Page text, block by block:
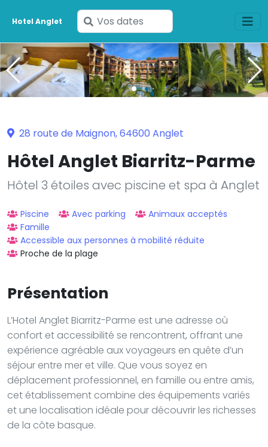
Hotel Anglet
Saisissez
vos
dates
28 route de Maignon, 64600 Anglet
Hôtel Anglet Biarritz-Parme
Hôtel 3 étoiles avec piscine et spa à Anglet
Piscine Avec parking
Animaux acceptés
Famille
Accessible aux personnes à mobilité réduite
Proche de la plage
Présentation
L’Hotel Anglet Biarritz-Parme est une adresse où
confort et accessibilité se rencontrent, offrant une
expérience agréable aux voyageurs en quête d’un
séjour entre mer et ville. Que vous soyez en
déplacement professionnel, en famille ou entre amis,
cet établissement combine des équipements variés
et une localisation idéale pour découvrir les richesses
de la côte basque.